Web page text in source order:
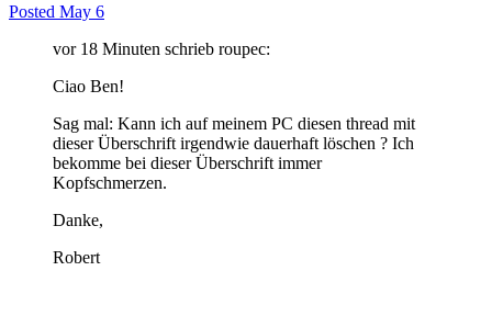
Posted May 6
vor 18 Minuten schrieb roupec:
Ciao Ben!
Sag mal: Kann ich auf meinem PC diesen thread mit
dieser Überschrift irgendwie dauerhaft löschen ? Ich
bekomme bei dieser Überschrift immer
Kopfschmerzen.
Danke,
Robert